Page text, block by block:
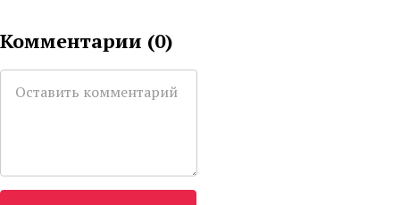
Комментарии (0)